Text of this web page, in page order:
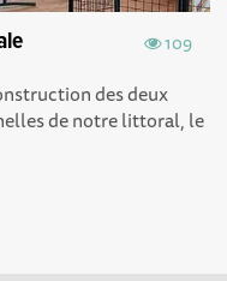
109
des deux
de notre littoral, le